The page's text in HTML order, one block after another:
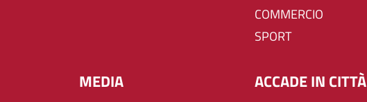
COMMERCIO
SPORT
MEDIA ACCADE IN CITTÀ